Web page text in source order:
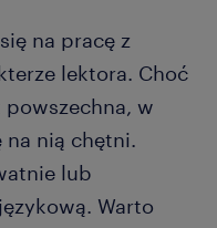
na pracę z
lektora. Choć
w
na nią chętni.
lub
Warto